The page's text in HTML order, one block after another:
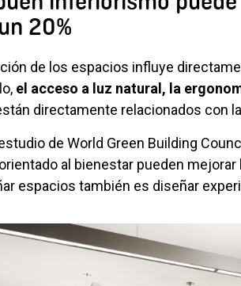
20%
de los espacios influye
el acceso a luz natural, la
directamente relacionados con
de World Green Building
al bienestar pueden
espacios también es diseñar